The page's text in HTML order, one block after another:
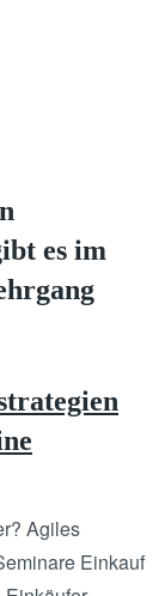
es im
Agiles
Einkauf